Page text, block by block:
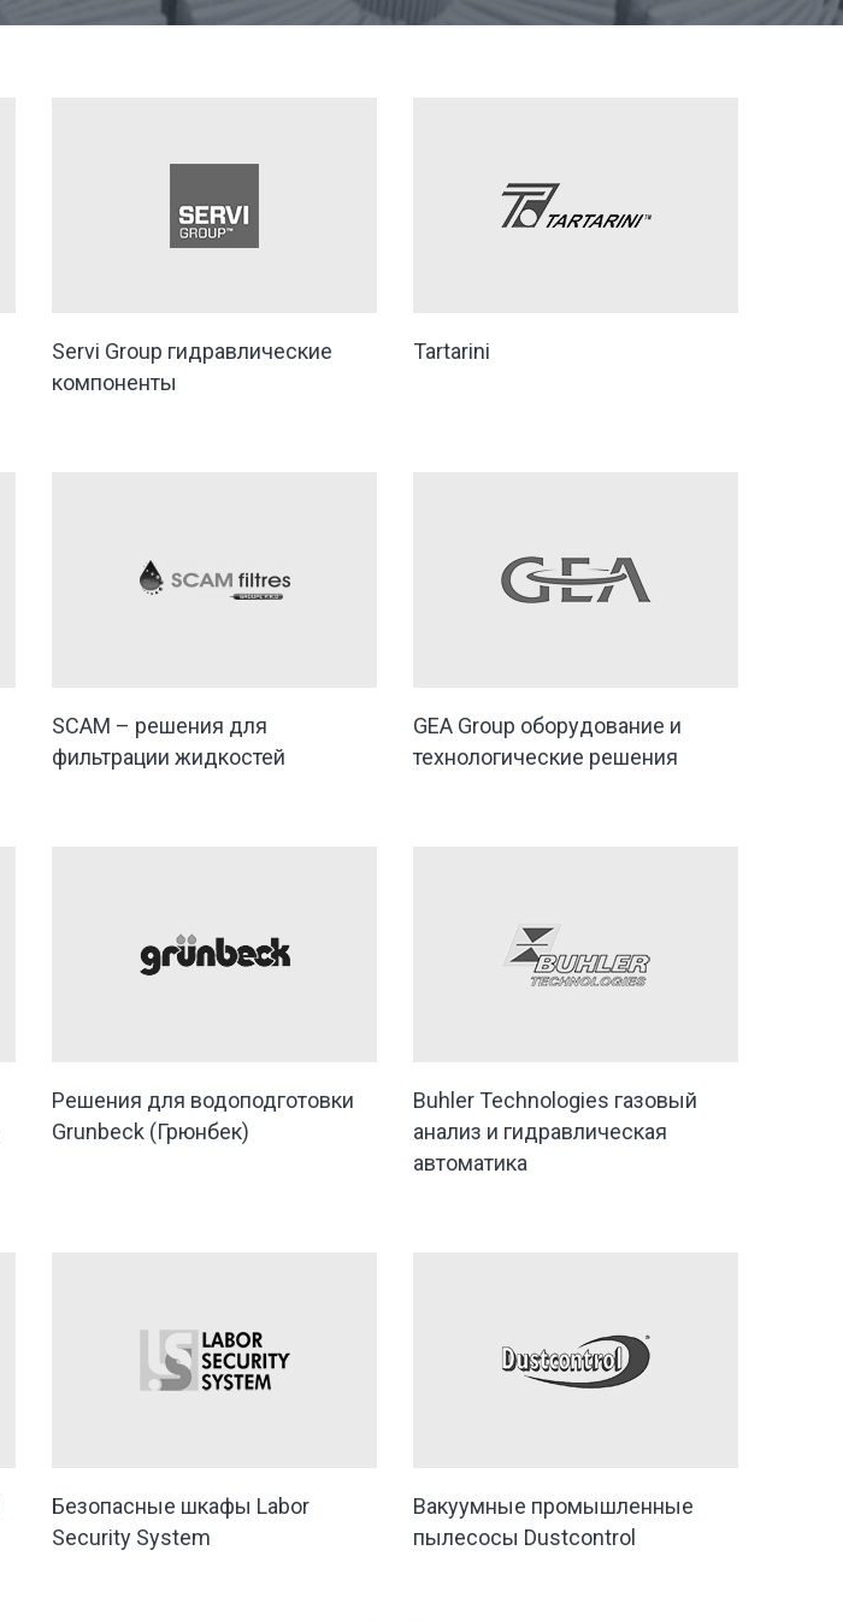
Servi Group гидравлические
компоненты
Tartarini
SCAM – решения для
фильтрации жидкостей
GEA Group оборудование и
технологические решения
Решения для водоподготовки
Grunbeck (Грюнбек)
Buhler Technologies газовый
анализ и гидравлическая
автоматика
Безопасные шкафы Labor
Security System
Вакуумные промышленные
пылесосы Dustcontrol